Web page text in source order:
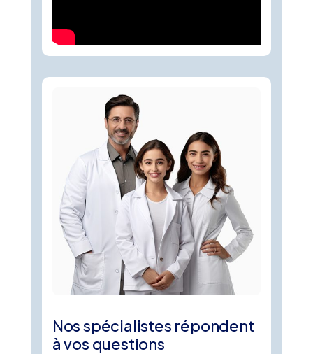
Nos spécialistes répondent
à vos questions